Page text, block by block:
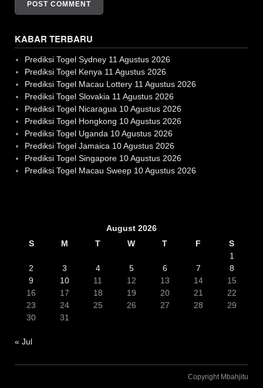
KABAR TERBARU
Prediksi Togel Sydney 11 Agustus 2026
Prediksi Togel Kenya 11 Agustus 2026
Prediksi Togel Macau Lottery 11 Agustus 2026
Prediksi Togel Slovakia 11 Agustus 2026
Prediksi Togel Nicaragua 10 Agustus 2026
Prediksi Togel Hongkong 10 Agustus 2026
Prediksi Togel Uganda 10 Agustus 2026
Prediksi Togel Jamaica 10 Agustus 2026
Prediksi Togel Singapore 10 Agustus 2026
Prediksi Togel Macau Sweep 10 Agustus 2026
August 2026
S
M T W T F
S
1
2
3 4 5 6 7
8
9
10 11 12 13 14
15
16
17 18 19 20 21
22
23
24 25 26 27 28
29
30
31
« Jul
Copyright Mbahjitu